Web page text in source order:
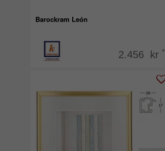
Barockram León
2.456 kr *